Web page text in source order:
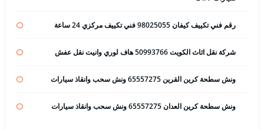
رقم فني تكييف كيفان 98025055 فني تكييف مركزي 24 ساعة
شركة نقل اثاث الكويت 50993766 هاف لوري وانيت نقل عفش
ونش سطحة كرين القرين 65557275 ونش سحب وانقاذ سيارات
ونش سطحة كرين العدان 65557275 ونش سحب وانقاذ سيارات